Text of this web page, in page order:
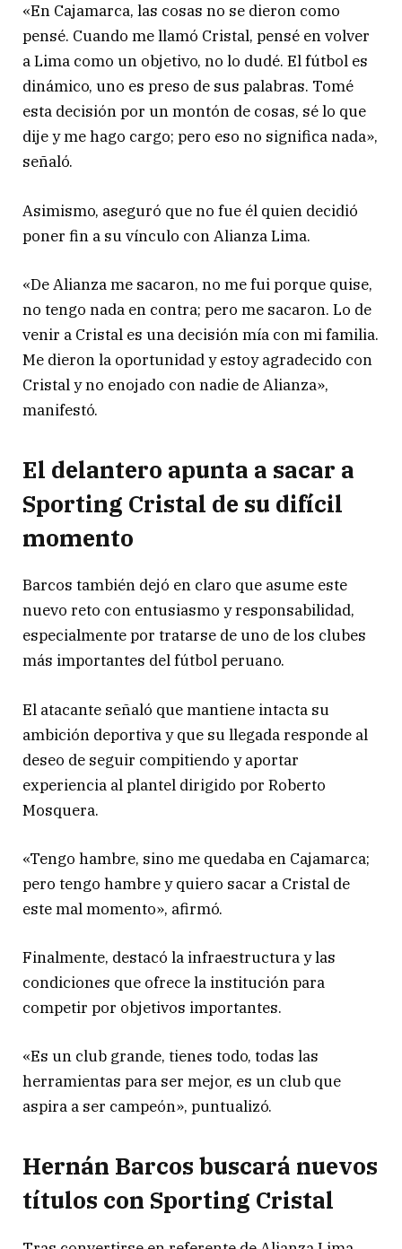
«En Cajamarca, las cosas no se dieron como
pensé. Cuando me llamó Cristal, pensé en volver
a Lima como un objetivo, no lo dudé. El fútbol es
dinámico, uno es preso de sus palabras. Tomé
esta decisión por un montón de cosas, sé lo que
dije y me hago cargo; pero eso no significa nada»,
señaló.
Asimismo, aseguró que no fue él quien decidió
poner fin a su vínculo con Alianza Lima.
«De Alianza me sacaron, no me fui porque quise,
no tengo nada en contra; pero me sacaron. Lo de
venir a Cristal es una decisión mía con mi familia.
Me dieron la oportunidad y estoy agradecido con
Cristal y no enojado con nadie de Alianza»,
manifestó.
El delantero apunta a sacar a
Sporting Cristal de su difícil
momento
Barcos también dejó en claro que asume este
nuevo reto con entusiasmo y responsabilidad,
especialmente por tratarse de uno de los clubes
más importantes del fútbol peruano.
El atacante señaló que mantiene intacta su
ambición deportiva y que su llegada responde al
deseo de seguir compitiendo y aportar
experiencia al plantel dirigido por Roberto
Mosquera.
«Tengo hambre, sino me quedaba en Cajamarca;
pero tengo hambre y quiero sacar a Cristal de
este mal momento», afirmó.
Finalmente, destacó la infraestructura y las
condiciones que ofrece la institución para
competir por objetivos importantes.
«Es un club grande, tienes todo, todas las
herramientas para ser mejor, es un club que
aspira a ser campeón», puntualizó.
Hernán Barcos buscará nuevos
títulos con Sporting Cristal